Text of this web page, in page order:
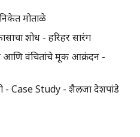
मोताळे
शोध - हरिहर सारंग
आणि वंचितांचे मूक आक्रंदन -
- Case Study - शैलजा देशपांडे